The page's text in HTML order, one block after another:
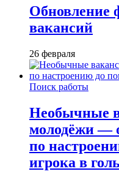
Обновление
вакансий
26 февраля
Поиск работы
Необычные
молодёжи —
по
игрока в